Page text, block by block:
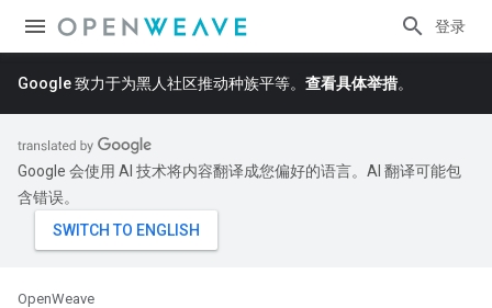
登录
Google 致力于为黑人社区推动种族平等。 查看具体举措。
Google 会使用 AI 技术将内容翻译成您偏好的语言。AI 翻译可能包
含错误。
OpenWeave